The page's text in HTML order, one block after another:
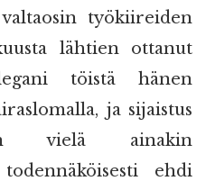
työkiireiden
lähtien ottanut
töistä hänen
ja sijaistus
vielä ainakin
ehdi